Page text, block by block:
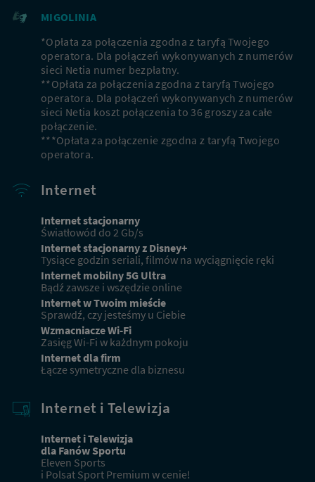
MIGOLINIA
*Opłata za połączenia zgodna z taryfą Twojego
operatora. Dla połączeń wykonywanych z numerów
sieci Netia numer bezpłatny.
**Opłata za połączenia zgodna z taryfą Twojego
operatora. Dla połączeń wykonywanych z numerów
sieci Netia koszt połączenia to 36 groszy za całe
połączenie.
***Opłata za połączenie zgodna z taryfą Twojego
operatora.
Internet
Internet stacjonarny
Światłowód do 2 Gb/s
Internet stacjonarny z Disney+
Tysiące godzin seriali, filmów na wyciągnięcie ręki
Internet mobilny 5G Ultra
Bądź zawsze i wszędzie online
Internet w Twoim mieście
Sprawdź, czy jesteśmy u Ciebie
Wzmacniacze Wi-Fi
Zasięg Wi-Fi w każdnym pokoju
Internet dla firm
Łącze symetryczne dla biznesu
Internet i Telewizja
Internet i Telewizja
dla Fanów Sportu
Eleven Sports
i Polsat Sport Premium w cenie!